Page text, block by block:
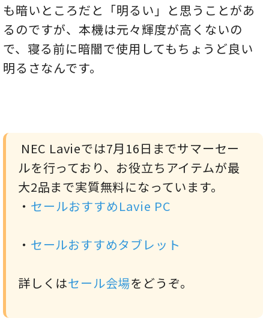
も暗いところだと「明るい」と思うことがあ
るのですが、本機は元々輝度が高くないの
で、寝る前に暗闇で使用してもちょうど良い
明るさなんです。
NEC Lavieでは7月16日までサマーセー
ルを行っており、お役立ちアイテムが最
大2品まで実質無料になっています。
・ セールおすすめLavie PC
・ セールおすすめタブレット
詳しくはセール会場をどうぞ。